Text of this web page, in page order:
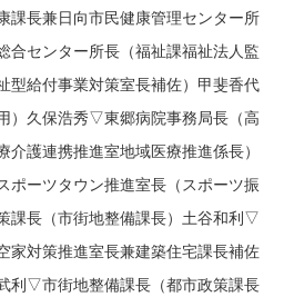
長兼日向市民健康管理センター所
合センター所長（福祉課福祉法人監
型給付事業対策室長補佐）甲斐香代
）久保浩秀▽東郷病院事務局長（高
護連携推進室地域医療推進係長）
ーツタウン推進室長（スポーツ振
課長（市街地整備課長）土谷和利▽
家対策推進室長兼建築住宅課長補佐
利▽市街地整備課長（都市政策課長